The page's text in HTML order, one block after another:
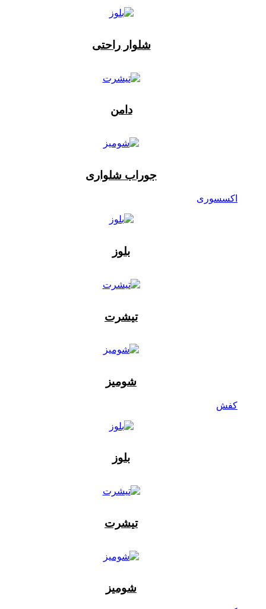
شلوار راحتی
دامن
جوراب شلواری
اکسسوری
بلوز
تیشرت
شومیز
کفش
بلوز
تیشرت
شومیز